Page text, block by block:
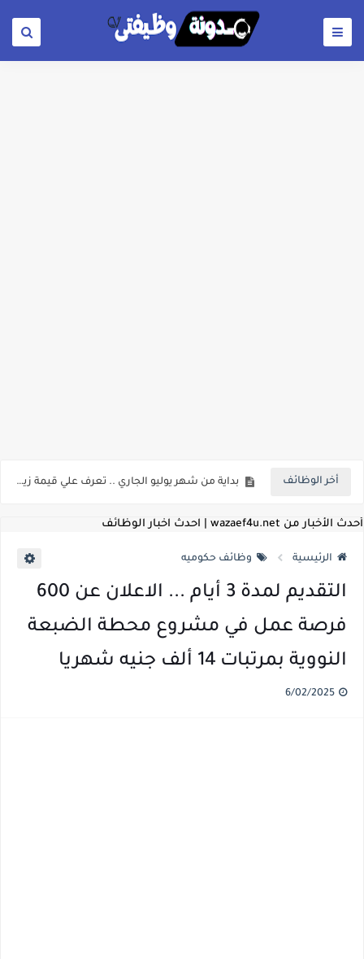
أخر الوظائف بداية من شهر يوليو الجاري .. تعرف علي قيمة زيادة المرتبات والحد الادني للأجور لجميع الدرجات بعد النشر بالجريدة الرسمية
اعلان وظائف وزارة التعليم العالي " جامعة سمنود " للمؤهلات العليا والمتوسطة والدبلومات والعمال والفنيين والتقديم حتي 9 يوليو 2026
أحدث الأخبار من wazaef4u.net | احدث اخبار الوظائف
الرئيسية وظائف حكوميه
التقديم لمدة 3 أيام ... الاعلان عن 600
فرصة عمل في مشروع محطة الضبعة
النووية بمرتبات 14 ألف جنيه شهريا